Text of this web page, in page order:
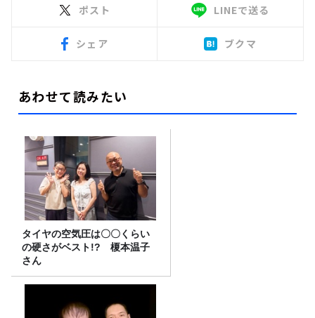
ポスト LINEで送る
シェア ブクマ
あわせて読みたい
タイヤの空気圧は〇〇くらい
の硬さがベスト!? 榎本温子
さん